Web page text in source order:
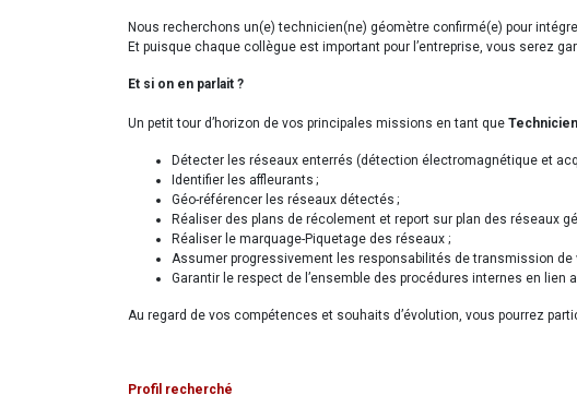
Nous recherchons un(e) technicien(ne) géomètre confirmé(e) pour
Et puisque chaque collègue est important pour l’entreprise, vous serez
Et si on en parlait ?
Un petit tour d’horizon de vos principales missions en tant que
Détecter les réseaux enterrés (détection électromagnétique et
Identifier les affleurants ;
Géo-référencer les réseaux détectés ;
Réaliser des plans de récolement et report sur plan des réseaux
Réaliser le marquage-Piquetage des réseaux ;
Assumer progressivement les responsabilités de transmission
Garantir le respect de l’ensemble des procédures internes en lien
Au regard de vos compétences et souhaits d’évolution, vous pourrez
Profil recherché